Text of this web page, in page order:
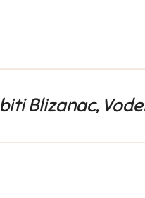
Blizanac,